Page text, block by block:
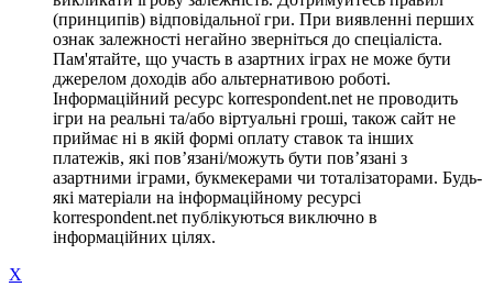
(принципів) відповідальної гри. При виявленні перших
ознак залежності негайно зверніться до спеціаліста.
Пам'ятайте, що участь в азартних іграх не може бути
джерелом доходів або альтернативою роботі.
Інформаційний ресурс korrespondent.net не проводить
ігри на реальні та/або віртуальні гроші, також сайт не
приймає ні в якій формі оплату ставок та інших
платежів, які пов’язані/можуть бути пов’язані з
азартними іграми, букмекерами чи тоталізаторами. Будь-
які матеріали на інформаційному ресурсі
korrespondent.net публікуються виключно в
інформаційних цілях.
X